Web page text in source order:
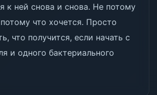
к ней снова и снова. Не потому
что хочется. Просто
что получится, если начать с
и одного бактериального